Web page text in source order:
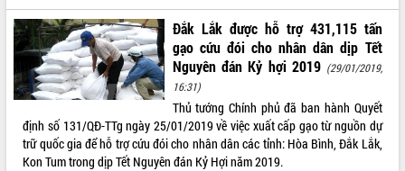
VIDEO
Không có file video nào để phát.
ALBUM ẢNH
Đắk Lắk được hỗ trợ 431,115 tấn
gạo cứu đói cho nhân dân dịp Tết
Nguyên đán Kỷ hợi 2019 (29/01/2019,
16:31)
Thủ tướng Chính phủ đã ban hành Quyết
định số 131/QĐ-TTg ngày 25/01/2019 về việc xuất cấp gạo từ nguồn dự
trữ quốc gia để hỗ trợ cứu đói cho nhân dân các tỉnh: Hòa Bình, Đắk Lắk,
Kon Tum trong dịp Tết Nguyên đán Kỷ Hợi năm 2019.